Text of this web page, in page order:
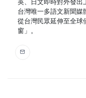
台灣唯一多語文新聞媒
從台灣民眾延伸至全球
窗」。